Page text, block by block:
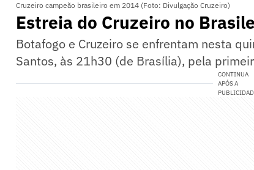
Cruzeiro campeão brasileiro em 2014 (Foto: Divulgação Cruzeiro)
Estreia do Cruzeiro no
Botafogo e Cruzeiro se enfrentam nesta
Santos, às 21h30 (de Brasília), pela
CONTINUA
APÓS A